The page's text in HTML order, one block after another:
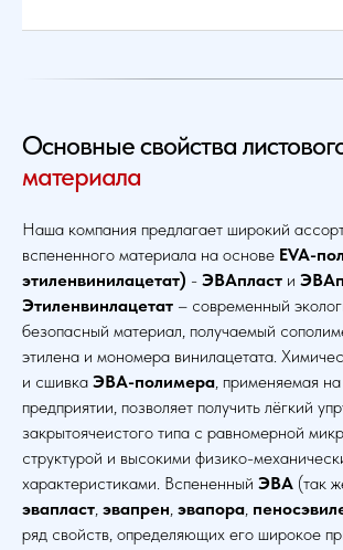
Основные свойства
материала
Наша компания предлагает широкий
вспененного материала на основе EVA-
этиленвинилацетат) - ЭВАпласт и
Этиленвинлацетат – современный
безопасный материал, получаемый
этилена и мономера винилацетата.
и сшивка ЭВА-полимера, применяемая
предприятии, позволяет получить лёгкий
закрытоячеистого типа с равномерной
структурой и высокими физико-
характеристиками. Вспененный ЭВА (так
эвапласт, эвапрен, эвапора,
ряд свойств, определяющих его широкое